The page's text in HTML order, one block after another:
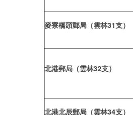
麥寮橋頭郵局（雲林31支）
北港郵局（雲林32支）
北港北辰郵局（雲林34支）